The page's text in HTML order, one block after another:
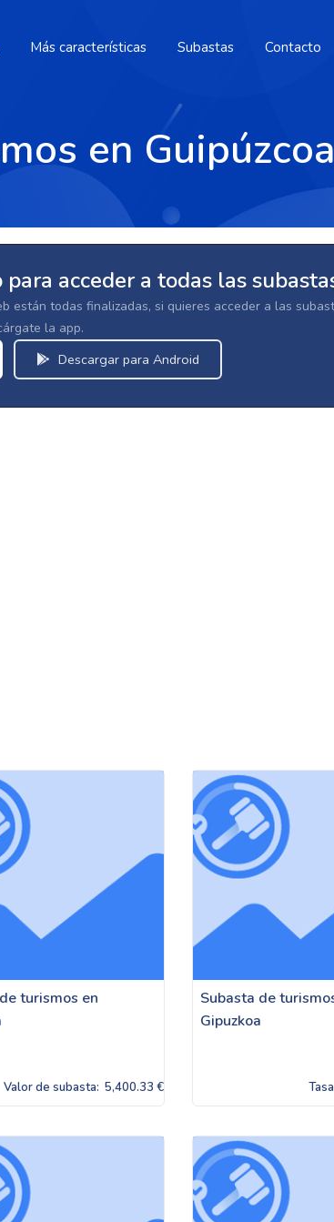
Más características Subastas Contacto
en Guipúzcoa
acceder a todas las
están todas finalizadas, si quieres acceder a las
la app.
Descargar para Android
turismos en
Valor de subasta: 5,400.33 €
Subasta de
Gipuzkoa